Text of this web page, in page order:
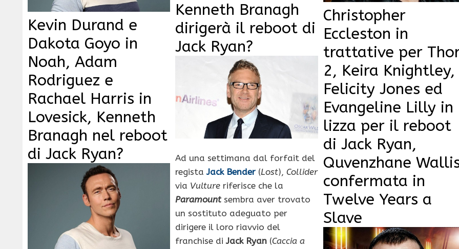
Christopher
Eccleston in
trattative per
2, Keira Knightley,
Felicity Jones ed
Evangeline Lilly in
lizza per il reboot
di Jack Ryan,
Quvenzhane
confermata in
Twelve Years a
Slave
Kevin Durand e
Dakota Goyo in
Noah, Adam
Rodriguez e
Rachael Harris in
Lovesick, Kenneth
Branagh nel reboot
di Jack Ryan?
Kenneth Branagh
dirigerà il reboot di
Jack Ryan?
Ad una settimana dal forfait del
registaJack Bender (Lost),Collider
via Vulture riferisce che la
Paramount sembra aver trovato
un sostituto adeguato per
dirigere il loro riavvio del
franchise diJack Ryan (Caccia a